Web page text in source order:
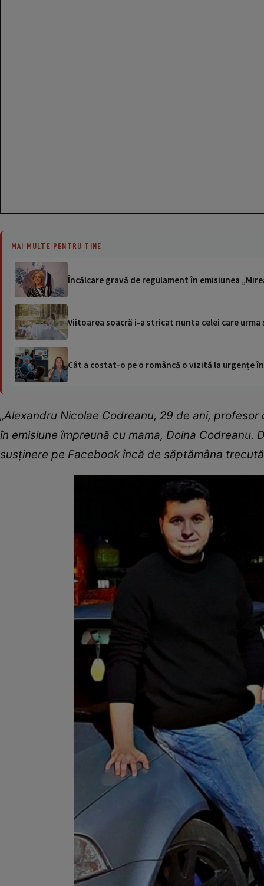
MAI MULTE PENTRU TINE
Încălcare gravă de regulament în emisiunea
Viitoarea soacră i-a stricat nunta celei care
Cât a costat-o pe o româncă o vizită la urgențe
„Alexandru Nicolae Codreanu, 29 de ani,
în emisiune împreună cu mama, Doina
susținere pe Facebook încă de săptămâna